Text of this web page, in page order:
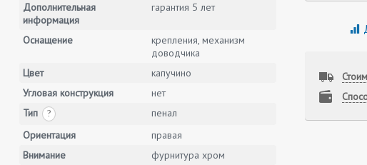
Дополнительная
информация
гарантия 5 лет
Оснащение
крепления, механизм
доводчика
Цвет
капучино
Угловая конструкция
нет
Тип
?
пенал
Ориентация
правая
Внимание
фурнитура хром